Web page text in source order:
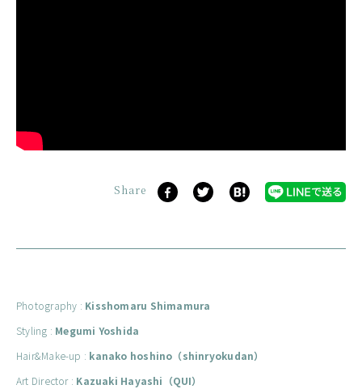
Share
Photography : Kisshomaru Shimamura
Styling : Megumi Yoshida
Hair&Make-up : kanako hoshino（shinryokudan）
Art Director : Kazuaki Hayashi（QUI）